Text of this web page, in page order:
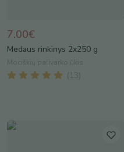
7.00€
Medaus rinkinys 2x250 g
Mociškių palivarko ūkis
( 13